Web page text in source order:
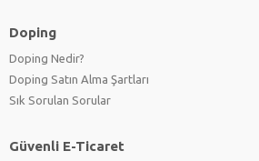
Doping
Doping Nedir?
Doping Satın Alma Şartları
Sık Sorulan Sorular
Güvenli E-Ticaret